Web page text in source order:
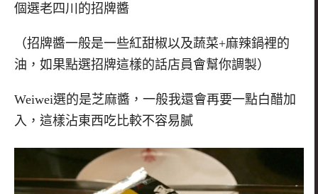
個選老四川的招牌醬
（招牌醬一般是一些紅甜椒以及蔬菜+麻辣鍋裡的
油，如果點選招牌這樣的話店員會幫你調製）
Weiwei選的是芝麻醬，一般我還會再要一點白醋加
入，這樣沾東西吃比較不容易膩